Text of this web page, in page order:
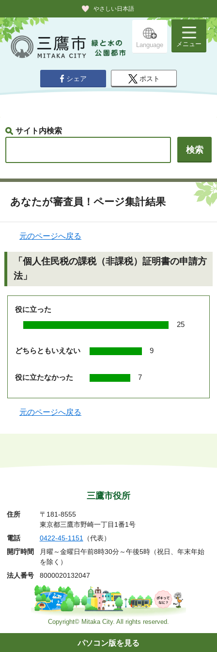
やさしい日本語
Language メニュー
シェア ポスト
サイト内検索
あなたが審査員！ページ集計結果
元のページへ戻る
「個人住民税の課税（非課税）証明書の申請方
法」
役に立った
25
どちらともいえない 9
役に立たなかった 7
元のページへ戻る
三鷹市役所
住所
〒181-8555
東京都三鷹市野崎一丁目1番1号
電話
0422-45-1151（代表）
開庁時間
月曜～金曜日午前8時30分～午後5時（祝日、年末年始
を除く）
法人番号
8000020132047
Copyright© Mitaka City. All rights reserved.
パソコン版を見る